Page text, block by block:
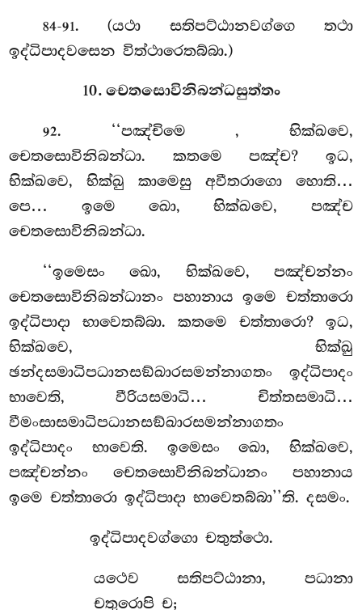
84-91. (යථා සතිපට්ඨානවග්ගෙ තථා
ඉද්ධිපාදවසෙන විත්ථාරෙතබ්බා.)
10. චෙතසොවිනිබන්ධසුත්තං
92. ‘‘පඤ්චිමෙ, භික්ඛවෙ,
චෙතසොවිනිබන්ධා. කතමෙ පඤ්ච? ඉධ,
භික්ඛවෙ, භික්ඛු කාමෙසු අවීතරාගො හොති…
පෙ… ඉමෙ ඛො, භික්ඛවෙ, පඤ්ච
චෙතසොවිනිබන්ධා.
‘‘ඉමෙසං ඛො, භික්ඛවෙ, පඤ්චන්නං
චෙතසොවිනිබන්ධානං පහානාය ඉමෙ චත්තාරො
ඉද්ධිපාදා භාවෙතබ්බා. කතමෙ චත්තාරො? ඉධ,
භික්ඛවෙ, භික්ඛු
ඡන්දසමාධිපධානසඞ්ඛාරසමන්නාගතං ඉද්ධිපාදං
භාවෙති, වීරියසමාධි… චිත්තසමාධි…
වීමංසාසමාධිපධානසඞ්ඛාරසමන්නාගතං
ඉද්ධිපාදං භාවෙති. ඉමෙසං ඛො, භික්ඛවෙ,
පඤ්චන්නං චෙතසොවිනිබන්ධානං පහානාය
ඉමෙ චත්තාරො ඉද්ධිපාදා භාවෙතබ්බා’’ති. දසමං.
ඉද්ධිපාදවග්ගො චතුත්ථො.
යථෙවසතිපට්ඨානා, පධානා
චතුරොපි ච;